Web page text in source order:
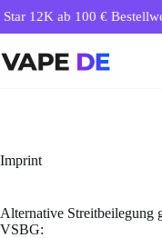
Inhalt12K ab 100 €
Imprint
Alternative
VSBG: